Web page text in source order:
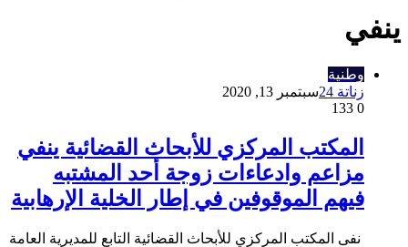
ينفي
وطنية
زناتة 24
سبتمبر 13, 2020
0
المكتب المركزي للأبحاث القضائية ينفي
مزاعم وادعاءات زوجة أحد المشتبه
فيهم الموقوفين في إطار الخلية الإرهابية
نفى المكتب المركزي للأبحاث القضائية التابع للمديرية العامة